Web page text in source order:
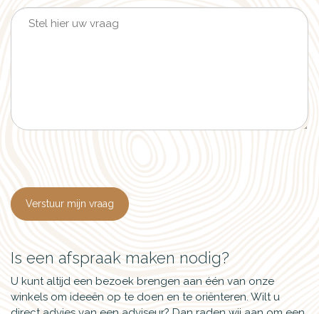
Verstuur mijn vraag
Is een afspraak maken nodig?
U kunt altijd een bezoek brengen aan één van onze
winkels om ideeën op te doen en te oriënteren. Wilt u